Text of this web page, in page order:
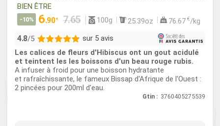
BIEN ÊTRE
-10% 6.90 € 100g 25.39oz 76.67 €/kg
4.8/5 sur 5 avis
4
1
0
Les calices de fleurs d'Hibiscus ont un gout acidulé
et teintent les les boissons d'un beau rouge rubis.
A infuser à froid pour une boisson hydratante
et rafraîchissante, le fameux Bissap d'Afrique de l'Ouest :
2 pincées pour 200ml d'eau.
Gtin : 3760405275539